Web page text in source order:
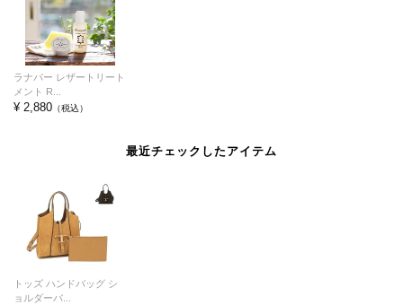
ラナパー レザートリート
メント R...
¥ 2,880 （税込）
最近チェックしたアイテム
トッズ ハンドバッグ シ
ョルダーバ...